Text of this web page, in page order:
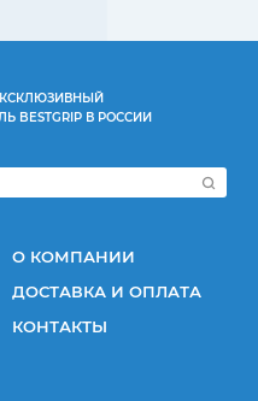
BESTGRIP В РОССИИ
О КОМПАНИИ
ДОСТАВКА И ОПЛАТА
КОНТАКТЫ